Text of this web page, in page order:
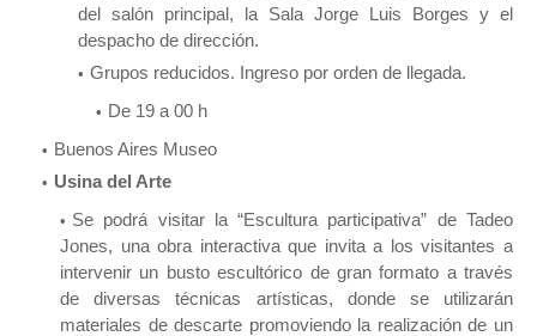
del salón principal, la Sala Jorge Luis Borges y el
despacho de dirección.
Grupos reducidos. Ingreso por orden de llegada.
De 19 a 00 h
Buenos Aires Museo
Usina del Arte
Se podrá visitar la “Escultura participativa” de Tadeo
Jones, una obra interactiva que invita a los visitantes a
intervenir un busto escultórico de gran formato a través
de diversas técnicas artísticas, donde se utilizarán
materiales de descarte promoviendo la realización de un